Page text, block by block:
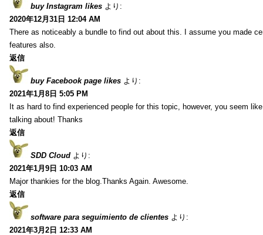
buy Instagram likes より:
2020年12月31日 12:04 AM
There as noticeably a bundle to find out about this. I assume you made
features also.
返信
buy Facebook page likes より:
2021年1月8日 5:05 PM
It as hard to find experienced people for this topic, however, you seem
talking about! Thanks
返信
SDD Cloud より:
2021年1月9日 10:03 AM
Major thankies for the blog.Thanks Again. Awesome.
返信
software para seguimiento de clientes より:
2021年3月2日 12:33 AM